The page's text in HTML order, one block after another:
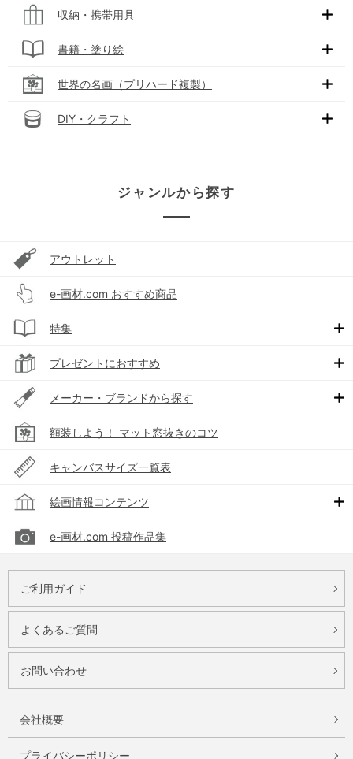
収納・携帯用具
書籍・塗り絵
世界の名画（プリハード複製）
DIY・クラフト
ジャンルから探す
アウトレット
e-画材.com おすすめ商品
特集
プレゼントにおすすめ
メーカー・ブランドから探す
額装しよう！ マット窓抜きのコツ
キャンバスサイズ一覧表
絵画情報コンテンツ
e-画材.com 投稿作品集
ご利用ガイド
よくあるご質問
お問い合わせ
会社概要
プライバシーポリシー